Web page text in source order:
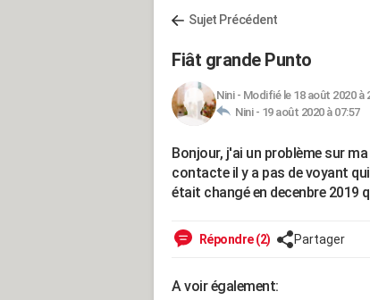
Sujet Précédent
Fiât grande Punto
Nini- Modifié le 18 août 2020 à
Nini - 19 août 2020 à 07:57
Bonjour, j'ai un problème sur
contacte il y a pas de voyant
était changé en decenbre 2019
Répondre (2) Partager
A voir également: